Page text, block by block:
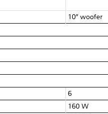
10″ woofer
6 Ω
160 W